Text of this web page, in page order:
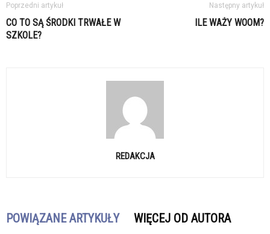
Poprzedni artykuł
CO TO SĄ ŚRODKI TRWAŁE W
SZKOLE?
Następny artykuł
ILE WAŻY WOOM?
REDAKCJA
POWIĄZANE ARTYKUŁY WIĘCEJ OD AUTORA